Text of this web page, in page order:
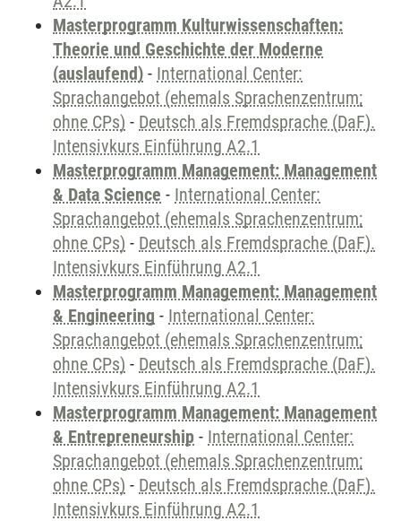
Masterprogramm Kulturwissenschaften:
Theorie und Geschichte der Moderne
(auslaufend) - International Center:
Sprachangebot (ehemals Sprachenzentrum;
ohne CPs) - Deutsch als Fremdsprache (DaF).
Intensivkurs Einführung A2.1
Masterprogramm Management: Management
& Data Science - International Center:
Sprachangebot (ehemals Sprachenzentrum;
ohne CPs) - Deutsch als Fremdsprache (DaF).
Intensivkurs Einführung A2.1
Masterprogramm Management: Management
& Engineering - International Center:
Sprachangebot (ehemals Sprachenzentrum;
ohne CPs) - Deutsch als Fremdsprache (DaF).
Intensivkurs Einführung A2.1
Masterprogramm Management: Management
& Entrepreneurship - International Center:
Sprachangebot (ehemals Sprachenzentrum;
ohne CPs) - Deutsch als Fremdsprache (DaF).
Intensivkurs Einführung A2.1